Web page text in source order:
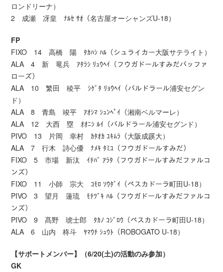
ロンドリーナ）
2 成瀬 冴皇 ﾅﾙｾ ｻｵ（名古屋オーシャンズU-18）
FP
FIXO 14 高橋 陽 ﾀｶﾊｼ ﾊﾙ（シュライカー大阪サテライト）
ALA 4 新 竜兵 ｱﾀﾗｼ ﾘｭｳﾍｲ（フウガドールすみだバッファ
ローズ）
ALA 10 繁田 稜平 ｼｹﾞﾀ ﾘｮｳﾍｲ（バルドラール浦安セグン
ド）
ALA 8 青島 竣平 ｱｵｼﾏ ｼｭﾝﾍﾟｲ（湘南ベルマーレ）
ALA 12 大西 塁 ｵｵﾆｼ ﾙｲ（バルドラール浦安セグンド）
PIVO 13 片岡 幸村 ｶﾀｵｶ ﾕｷﾑﾗ（大阪成蹊大）
ALA 7 行木 詩心優 ﾅﾒｷ ﾀﾐﾕ（フウガドールすみだ）
FIXO 5 市場 新汰 ｲﾁﾊﾞ ｱﾗﾀ（フウガドールすみだファルコ
ンズ）
FIXO 11 小師 宗大 ｺﾓﾛ ｿｳﾀﾞｲ（ペスカドーラ町田U-18）
PIVO 3 望月 蓮琉 ﾓﾁﾂﾞｷ ﾊﾙ（フウガドールすみだファルコ
ンズ）
PIVO 9 髙野 琥士郎 ﾀｶﾉ ｺｼﾞﾛｳ（ペスカドーラ町田U-18）
ALA 6 山内 柊斗 ﾔﾏｳﾁ ｼｭｳﾄ（ROBOGATO U-18）
【サポートメンバー】（6/20(土)の活動のみ参加）
GK